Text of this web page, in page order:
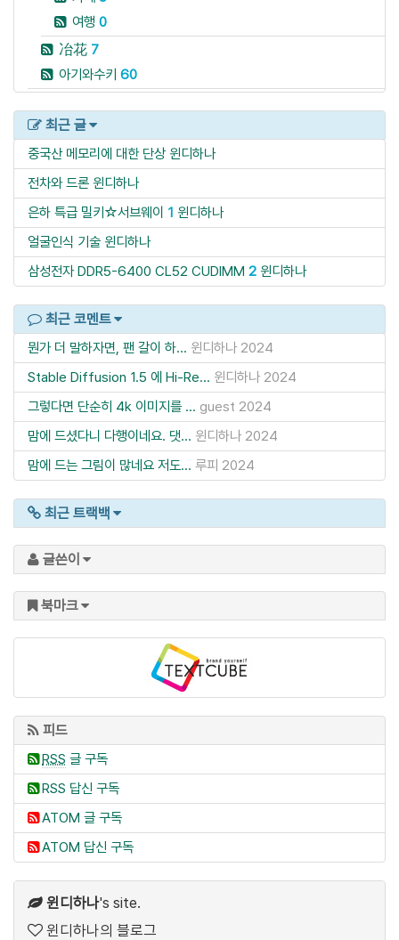
여행 0
冶花 7
아기와수키 60
최근 글
중국산 메모리에 대한 단상 윈디하나
전차와 드론 윈디하나
은하 특급 밀키☆서브웨이 1 윈디하나
얼굴인식 기술 윈디하나
삼성전자 DDR5-6400 CL52 CUDIMM 2 윈디하나
최근 코멘트
뭔가 더 말하자면, 팬 갈이 하... 윈디하나 2024
Stable Diffusion 1.5 에 Hi-Re... 윈디하나 2024
그렇다면 단순히 4k 이미지를 ... guest 2024
맘에 드셨다니 다행이네요. 댓... 윈디하나 2024
맘에 드는 그림이 많네요 저도... 루피 2024
최근 트랙백
글쓴이
북마크
피드
RSS 글 구독
RSS 답신 구독
ATOM 글 구독
ATOM 답신 구독
윈디하나's site.
윈디하나의 블로그